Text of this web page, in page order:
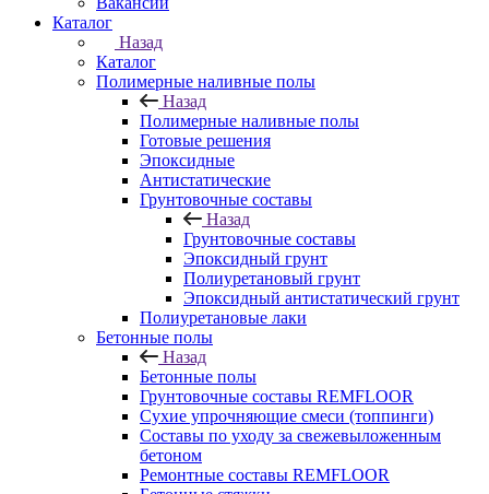
Каталог
Назад
Каталог
Полимерные наливные полы
Назад
Полимерные наливные полы
Готовые решения
Эпоксидные
Антистатические
Грунтовочные составы
Назад
Грунтовочные составы
Эпоксидный грунт
Полиуретановый грунт
Эпоксидный антистатический грунт
Полиуретановые лаки
Бетонные полы
Назад
Бетонные полы
Грунтовочные составы REMFLOOR
Сухие упрочняющие смеси (топпинги)
Составы по уходу за свежевыложенным
бетоном
Ремонтные составы REMFLOOR